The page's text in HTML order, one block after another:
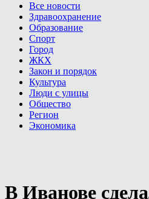
Все новости
Здравоохранение
Образование
Спорт
Город
ЖКХ
Закон и порядок
Культура
Люди с улицы
Общество
Регион
Экономика
В Иванове